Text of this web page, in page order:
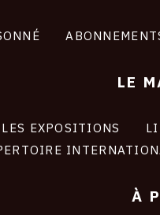
LE
LES EXPOSITIONS
À